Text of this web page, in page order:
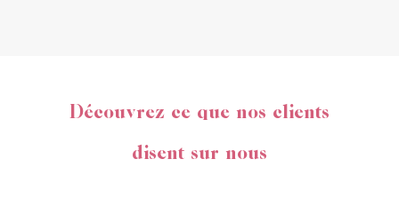
Découvrez ce que nos clients
disent sur nous